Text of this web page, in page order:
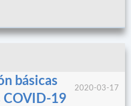
2020-03-17
básicas
COVID-19